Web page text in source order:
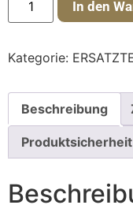
In den
Kategorie:
Beschreibung
Produktsicherheit